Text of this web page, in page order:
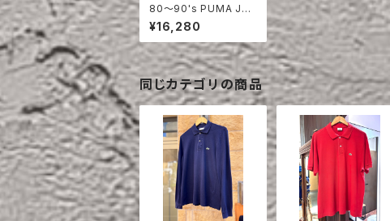
80〜90's PUMA JER
SEY TRACK JACKET
¥16,280
同じカテゴリの商品